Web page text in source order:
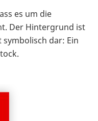
es um die
Der Hintergrund ist
dar: Ein